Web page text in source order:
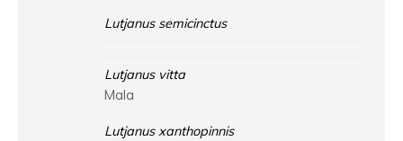
Lutjanus semicinctus
Lutjanus vitta
Mala
Lutjanus xanthopinnis